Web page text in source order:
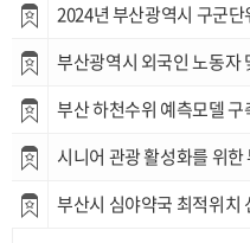
2024년 부산광역시 구군단
부산광역시 외국인 노동자
부산 하천수위 예측모델
시니어 관광 활성화를 위
부산시 심야약국 최적위치